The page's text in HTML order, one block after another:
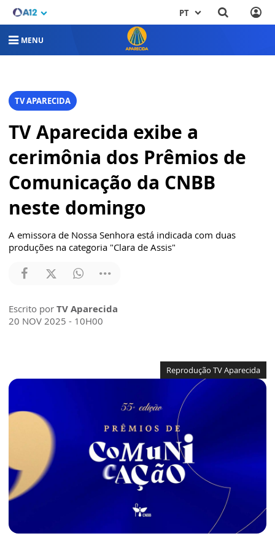
PT
MENU
TV APARECIDA
TV Aparecida exibe a
cerimônia dos Prêmios de
Comunicação da CNBB
neste domingo
A emissora de Nossa Senhora está indicada com duas
produções na categoria "Clara de Assis"
Escrito por TV Aparecida
20 NOV 2025 - 10H00
Reprodução TV Aparecida